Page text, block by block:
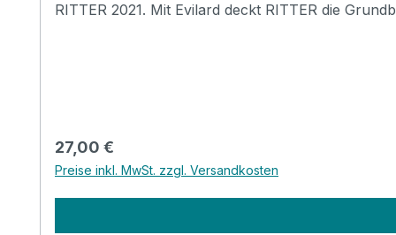
RITTER 2021. Mit Evilard deckt RITTER die
Regulärer Preis:
27,00 €
Preise inkl. MwSt. zzgl. Versandkosten